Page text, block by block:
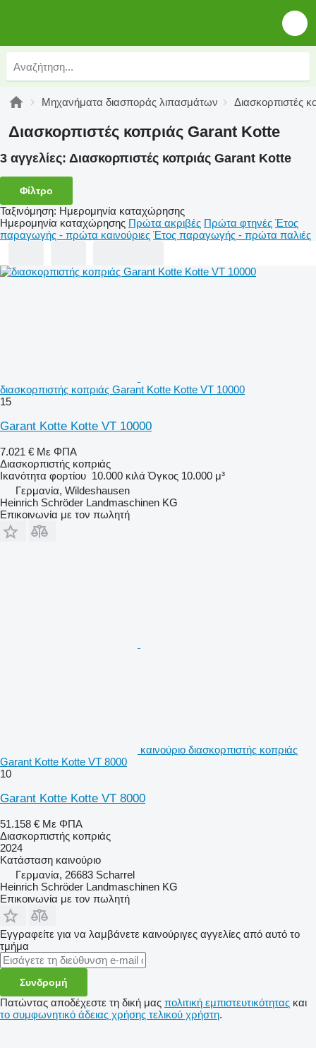
Μηχανήματα διασποράς λιπασμάτων Διασκορπιστές
Διασκορπιστές κοπριάς Garant Kotte
3 αγγελίες: Διασκορπιστές κοπριάς Garant Kotte
Φίλτρο
Ταξινόμηση: Ημερομηνία καταχώρησης
Ημερομηνία καταχώρησης Πρώτα ακριβές Πρώτα φτηνές Έτος
παραγωγής - πρώτα καινούριες Έτος παραγωγής - πρώτα παλιές
διασκορπιστής κοπριάς Garant Kotte Kotte VT 10000
15
Garant Kotte Kotte VT 10000
7.021 € Με ΦΠΑ
Διασκορπιστής κοπριάς
Ικανότητα φορτίου 10.000 κιλά Όγκος 10.000 μ³
Γερμανία, Wildeshausen
Heinrich Schröder Landmaschinen KG
Επικοινωνία με τον πωλητή
καινούριο διασκορπιστής κοπριάς
Garant Kotte Kotte VT 8000
10
Garant Kotte Kotte VT 8000
51.158 € Με ΦΠΑ
Διασκορπιστής κοπριάς
2024
Κατάσταση καινούριο
Γερμανία, 26683 Scharrel
Heinrich Schröder Landmaschinen KG
Επικοινωνία με τον πωλητή
Εγγραφείτε για να λαμβάνετε καινούριγες αγγελίες από αυτό το
τμήμα
Συνδρομή
Πατώντας αποδέχεστε τη δική μας πολιτική εμπιστευτικότητας και
το συμφωνητικό άδειας χρήσης τελικού χρήστη.